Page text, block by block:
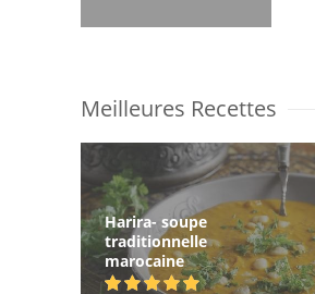
Meilleures Recettes
Harira- soupe
traditionnelle
marocaine